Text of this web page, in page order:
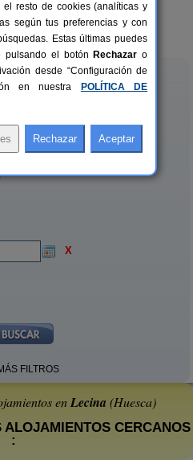
7+2 pers.
desde40 €
X
FILTROS
enLecina (Huesca)
CERCANOS
:
el resto de cookies (analíticas y
según tus preferencias y con
Estas últimas puedes
pulsando el botón Rechazar o
desde “Configuración de
en nuestra
POLÍTICA DE